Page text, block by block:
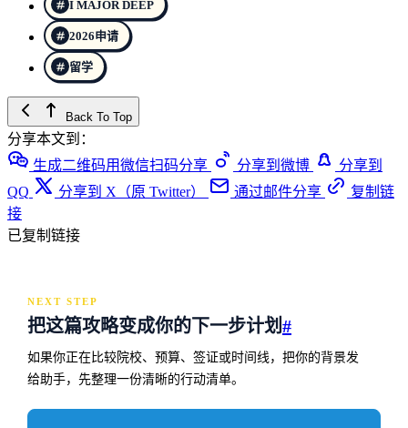
I MAJOR DEEP
2026申请
留学
Back To Top
分享本文到：
生成二维码用微信扫码分享
分享到微博
分享到
QQ
分享到 X（原 Twitter） 通过邮件分享
复制链
接
已复制链接
NEXT STEP
把这篇攻略变成你的下一步计划#
如果你正在比较院校、预算、签证或时间线，把你的背景发
给助手，先整理一份清晰的行动清单。